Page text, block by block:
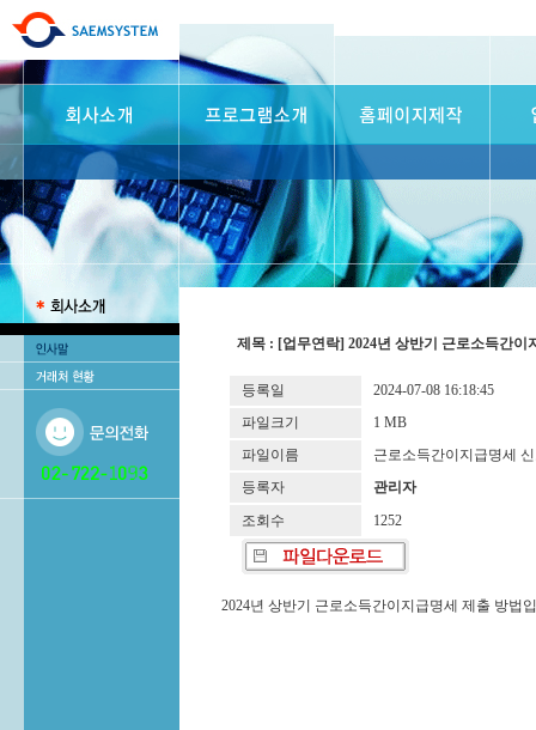
제목 : [업무연락] 2024년 상반기 근로소득간이
등록일
2024-07-08 16:18:45
파일크기
1 MB
파일이름
근로소득간이지급명세
등록자
관리자
조회수
1252
2024년 상반기 근로소득간이지급명세 제출 방법